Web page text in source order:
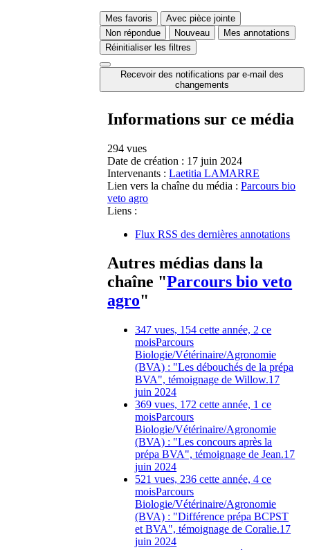
Mes favoris
Avec pièce jointe
Non répondue
Nouveau
Mes annotations
Réinitialiser les filtres
Recevoir des notifications par e-mail des
changements
Informations sur ce média
294 vues
Date de création : 17 juin 2024
Intervenants : Laetitia LAMARRE
Lien vers la chaîne du média : Parcours bio
veto agro
Liens :
Flux RSS des dernières annotations
Autres médias dans la
chaîne "Parcours bio veto
agro"
347 vues, 154 cette année, 2 ce
moisParcours
Biologie/Vétérinaire/Agronomie
(BVA) : "Les débouchés de la prépa
BVA", témoignage de Willow.17
juin 2024
369 vues, 172 cette année, 1 ce
moisParcours
Biologie/Vétérinaire/Agronomie
(BVA) : "Les concours après la
prépa BVA", témoignage de Jean.17
juin 2024
521 vues, 236 cette année, 4 ce
moisParcours
Biologie/Vétérinaire/Agronomie
(BVA) : "Différence prépa BCPST
et BVA", témoignage de Coralie.17
juin 2024